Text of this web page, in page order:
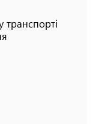
транспорті